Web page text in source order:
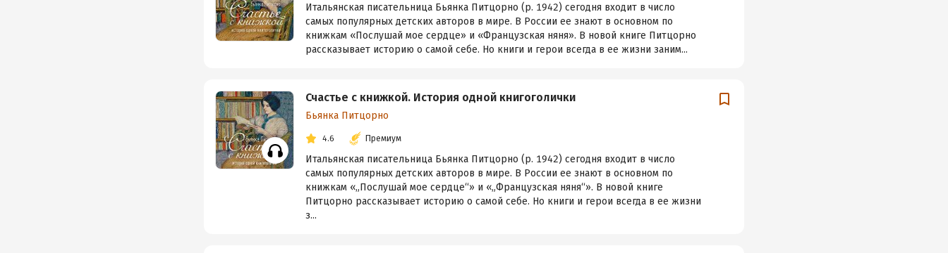
Итальянская писательница Бьянка Питцорно (р. 1942) сегодня входит в число
самых популярных детских авторов в мире. В России ее знают в основном по
книжкам «Послушай мое сердце» и «Французская няня». В новой книге Питцорно
рассказывает историю о самой себе. Но книги и герои всегда в ее жизни заним...
Счастье с книжкой. История одной книгоголички
Бьянка Питцорно
4.6 Премиум
Итальянская писательница Бьянка Питцорно (р. 1942) сегодня входит в число
самых популярных детских авторов в мире. В России ее знают в основном по
книжкам «„Послушай мое сердце“» и «„Французская няня“». В новой книге
Питцорно рассказывает историю о самой себе. Но книги и герои всегда в ее жизни
з...